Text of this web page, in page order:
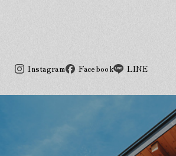
Instagram Facebook LINE